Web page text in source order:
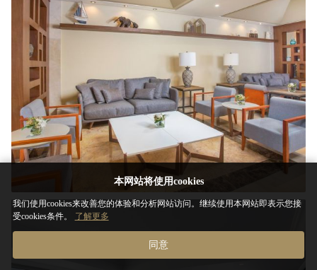
本网站将使用cookies
我们使用cookies来改善您的体验和分析网站访问。继续使用本网站即表示您接
受cookies条件。
了解更多
同意